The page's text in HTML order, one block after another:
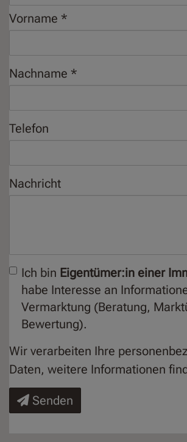
Vorname
Nachname
Telefon
Nachricht
Ich bin Eigentümer:in einer
habe Interesse an
Vermarktung (Beratung,
Bewertung).
Wir verarbeiten Ihre
Daten, weitere Informationen
Senden